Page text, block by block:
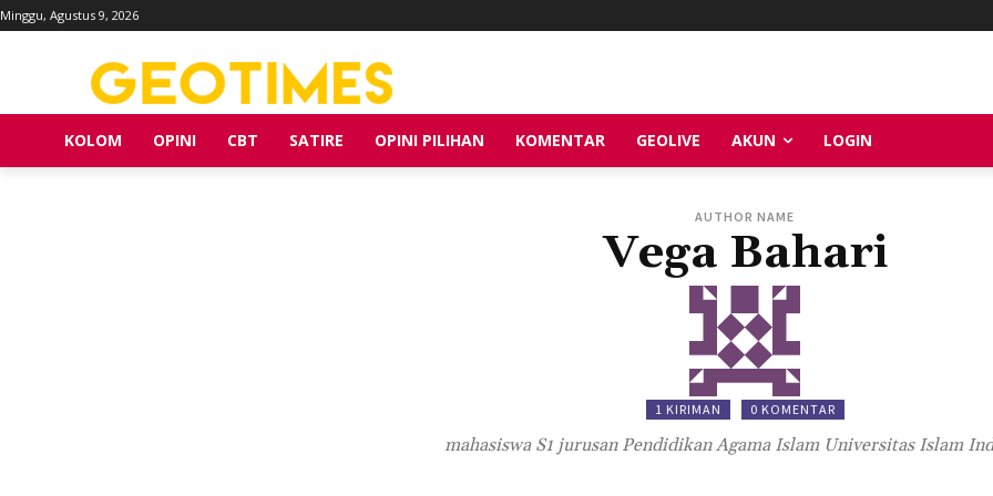
Minggu, Agustus 9, 2026
KOLOM OPINI CBT SATIRE OPINI PILIHAN KOMENTAR GEOLIVE AKUN LOGIN
AUTHOR NAME
Vega Bahari
1 KIRIMAN 0 KOMENTAR
mahasiswa S1 jurusan Pendidikan Agama Islam Universitas Islam